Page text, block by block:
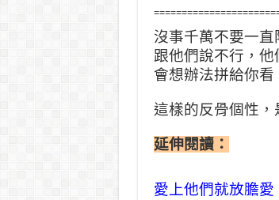
沒事千萬不要一
跟他們說不行，
會想辦法拼給你看
這樣的反骨個性，
延伸閱讀：
愛上他們就放膽